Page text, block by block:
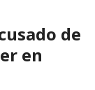
de
en